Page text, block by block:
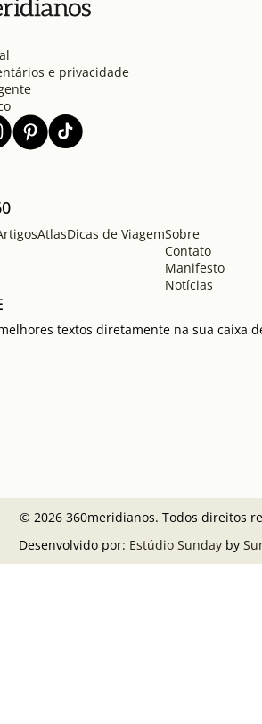
e privacidade
AtlasDicas de ViagemSobre
Contato
Manifesto
Notícias
textos diretamente na sua caixa
© 2026 360meridianos. Todos direitos
Desenvolvido por: Estúdio Sundayby